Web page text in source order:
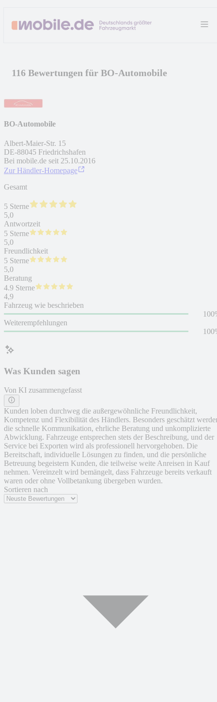
116 Bewertungen für BO-Automobile
Was Kunden sagen
Von KI zusammengefasst
Kunden loben durchweg die außergewöhnliche Freundlichkeit,
Kompetenz und Flexibilität des Händlers. Besonders geschätzt
die schnelle Kommunikation, ehrliche Beratung und unkomplizierte
Abwicklung. Fahrzeuge entsprechen stets der Beschreibung, und der
Service bei Exporten wird als professionell hervorgehoben. Die
Bereitschaft, individuelle Lösungen zu finden, und die persönliche
Betreuung begeistern Kunden, die teilweise weite Anreisen in Kauf
nehmen. Vereinzelt wird bemängelt, dass Fahrzeuge bereits verkauft
waren oder ohne Vollbetankung übergeben wurden.
Sortieren nach
BO-Automobile
Albert-Maier-Str. 15
DE-88045 Friedrichshafen
Bei mobile.de seit 25.10.2016
Zur Händler-Homepage
Gesamt
5 Sterne
5,0
Antwortzeit
5 Sterne
5,0
Freundlichkeit
5 Sterne
5,0
Beratung
4.9 Sterne
4,9
Fahrzeug wie beschrieben
Weiterempfehlungen